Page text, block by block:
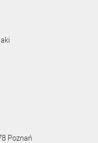
Poznań